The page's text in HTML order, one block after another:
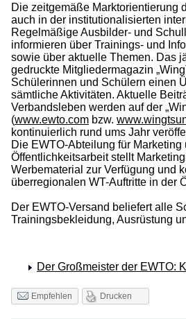
Die zeitgemäße Marktorientierung
auch in der institutionalisierten
Regelmäßige Ausbilder- und
informieren über Trainings- und
sowie über aktuelle Themen. Das
gedruckte Mitgliedermagazin
Schülerinnen und Schülern einen
sämtliche Aktivitäten. Aktuelle
Verbandsleben werden auf der
(www.ewto.com bzw.
kontinuierlich rund ums Jahr
Die EWTO-Abteilung für Marketing
Öffentlichkeitsarbeit stellt
Werbematerial zur Verfügung und
überregionalen WT-Auftritte in der
Der EWTO-Versand beliefert alle
Trainingsbekleidung, Ausrüstung
Der Großmeister der EWTO:
Empfehlen Drucken